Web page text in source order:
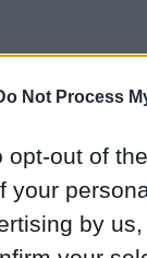
Not Process
opt-out of
your
by